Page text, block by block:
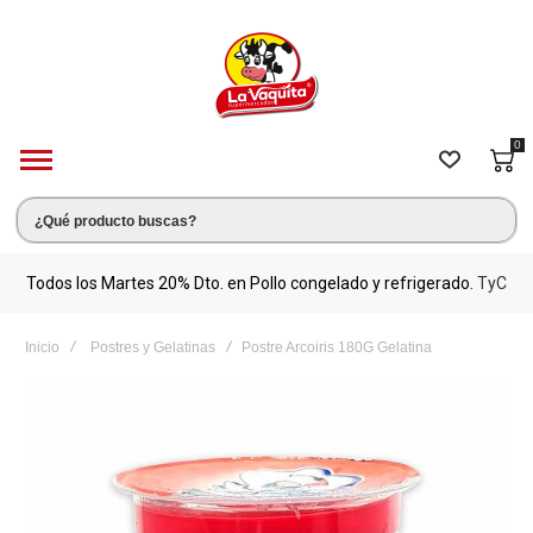
0
Todos los Martes 20% Dto. en Pollo congelado y refrigerado. TyC
Inicio Postres y Gelatinas Postre Arcoiris 180G Gelatina